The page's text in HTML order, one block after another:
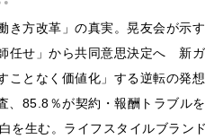
き方改革」の真実。晃友会が示
任せ」から共同意思決定へ 新
ことなく価値化」する逆転の発
、85.8％が契約・報酬トラブ
を生む。ライフスタイルブラン